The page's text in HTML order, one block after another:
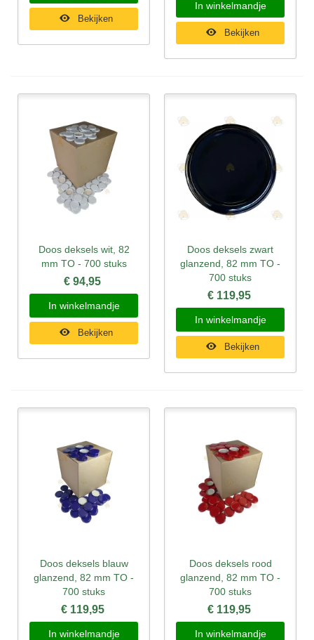
Bekijken
In winkelmandje
Bekijken
Doos deksels wit, 82
mm TO - 700 stuks
€ 94,95
In winkelmandje
Bekijken
Doos deksels zwart
glanzend, 82 mm TO -
700 stuks
€ 119,95
In winkelmandje
Bekijken
Doos deksels blauw
glanzend, 82 mm TO -
700 stuks
€ 119,95
In winkelmandje
Doos deksels rood
glanzend, 82 mm TO -
700 stuks
€ 119,95
In winkelmandje